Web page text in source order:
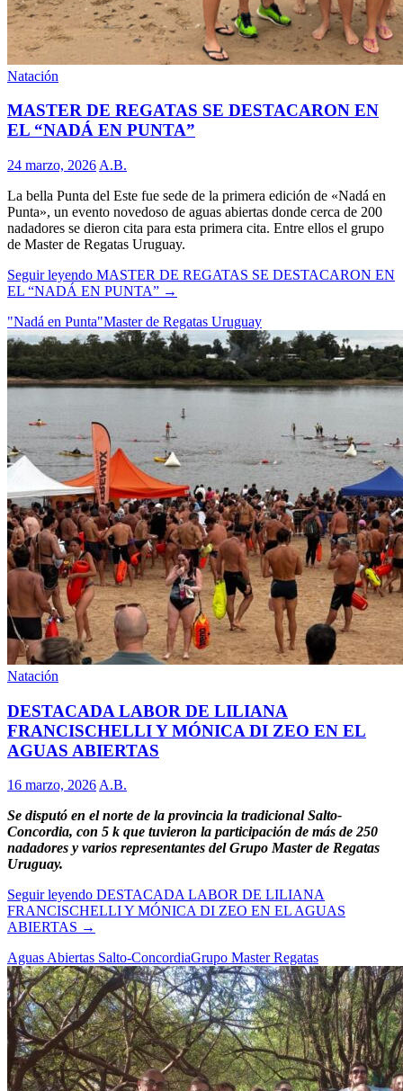
Natación
MASTER DE REGATAS SE DESTACARON EN
EL “NADÁ EN PUNTA”
24 marzo, 2026 A.B.
La bella Punta del Este fue sede de la primera edición de «Nadá en
Punta», un evento novedoso de aguas abiertas donde cerca de 200
nadadores se dieron cita para esta primera cita. Entre ellos el grupo
de Master de Regatas Uruguay.
Seguir leyendo MASTER DE REGATAS SE DESTACARON EN
EL “NADÁ EN PUNTA” →
"Nadá en Punta"Master de Regatas Uruguay
Natación
DESTACADA LABOR DE LILIANA
FRANCISCHELLI Y MÓNICA DI ZEO EN EL
AGUAS ABIERTAS
16 marzo, 2026A.B.
Se disputó en el norte de la provincia la tradicional Salto-
Concordia, con 5 k que tuvieron la participación de más de 250
nadadores y varios representantes del Grupo Master de Regatas
Uruguay.
Seguir leyendo DESTACADA LABOR DE LILIANA
FRANCISCHELLI Y MÓNICA DI ZEO EN EL AGUAS
ABIERTAS →
Aguas Abiertas Salto-ConcordiaGrupo Master Regatas